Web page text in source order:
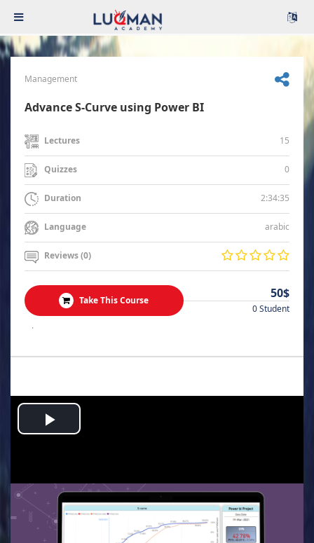
Management
Advance S-Curve using Power BI
Lectures 15
Quizzes 0
Duration 2:34:35
Language arabic
Reviews (0)
Take This Course 50$
0 Student
.
Play